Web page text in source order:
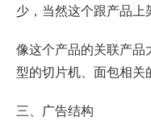
少，当然这个跟产品上
像这个产品的关联产
型的切片机、面包相关
三、广告结构